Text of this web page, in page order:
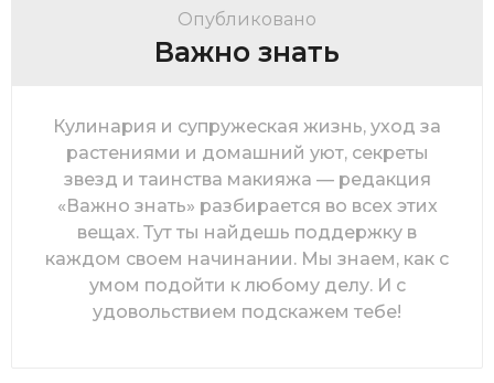
Опубликовано
Важно знать
Кулинария и супружеская жизнь, уход за
растениями и домашний уют, секреты
звезд и таинства макияжа — редакция
«Важно знать» разбирается во всех этих
вещах. Тут ты найдешь поддержку в
каждом своем начинании. Мы знаем, как с
умом подойти к любому делу. И с
удовольствием подскажем тебе!